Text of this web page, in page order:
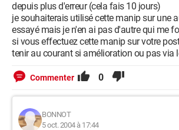
depuis plus d'erreur (cela fais 10 jours)
je souhaiterais utilisé cette manip sur une
essayé mais je n'en ai pas d'autre qui me
si vous effectuez cette manip sur votre
tenir au courant si amélioration ou pas via
Commenter 0
BONNOT
5 oct. 2004 à 17:44